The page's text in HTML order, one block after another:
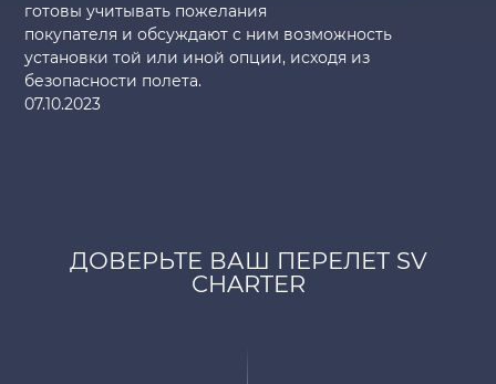
готовы учитывать пожелания
покупателя и обсуждают с ним возможность
установки той или иной опции, исходя из
безопасности полета.
07.10.2023
ДОВЕРЬТЕ ВАШ ПЕРЕЛЕТ SV
CHARTER